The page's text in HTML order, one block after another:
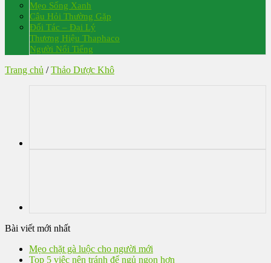
Mẹo Sống Xanh
Câu Hỏi Thường Gặp
Đối Tác – Đại Lý
Thương Hiệu Thaphaco
Người Nổi Tiếng
Trang chủ / Thảo Dược Khô
Bài viết mới nhất
Mẹo chặt gà luộc cho người mới
Top 5 việc nên tránh để ngủ ngon hơn